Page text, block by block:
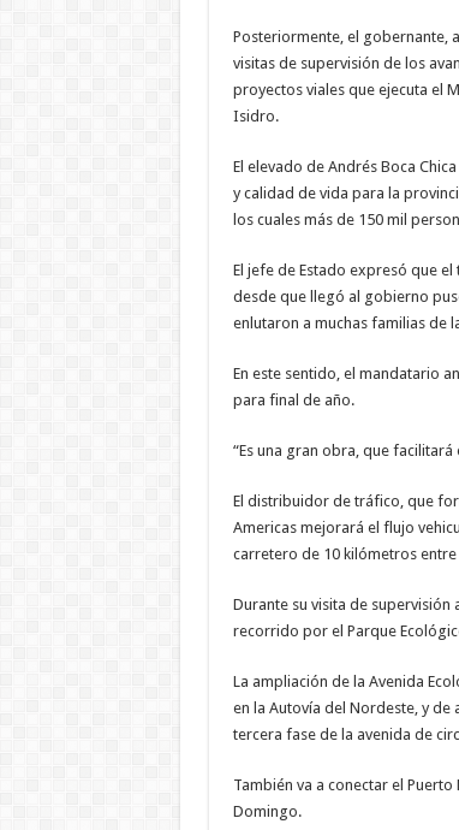
Posteriormente, el gobernante,
visitas de supervisión de los
proyectos viales que ejecuta el
Isidro.
El elevado de Andrés Boca
y calidad de vida para la
los cuales más de 150 mil
El jefe de Estado expresó que
desde que llegó al gobierno
enlutaron a muchas familias de
En este sentido, el mandatario
para final de año.
“Es una gran obra, que
El distribuidor de tráfico, que
Americas mejorará el flujo
carretero de 10 kilómetros
Durante su visita de supervisión
recorrido por el Parque
La ampliación de la Avenida
en la Autovía del Nordeste, y
tercera fase de la avenida de
También va a conectar el
Domingo.